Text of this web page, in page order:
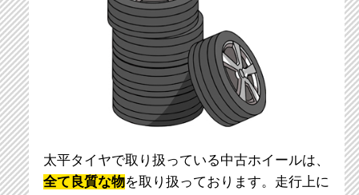
太平タイヤで取り扱っている中古ホイールは、
全て良質な物を取り扱っております。走行上に